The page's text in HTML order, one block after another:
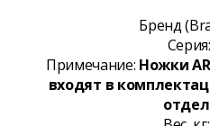
Бренд
Серия:
Примечание: Ножки
входят в